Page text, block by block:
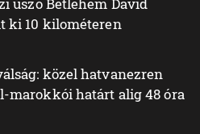
ki 10 kilométeren
közel hatvanezren
marokkói határt alig 48 óra